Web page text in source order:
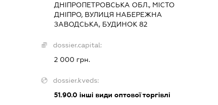
ДНІПРОПЕТРОВСЬКА ОБЛ., МІСТО
ДНІПРО, ВУЛИЦЯ НАБЕРЕЖНА
ЗАВОДСЬКА, БУДИНОК 82
dossier.capital:
2 000 грн.
dossier.kveds:
51.90.0 інші види оптової торгівлі